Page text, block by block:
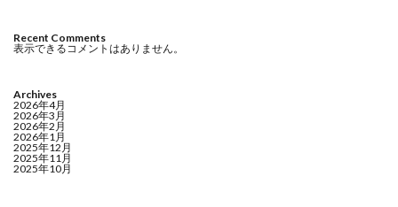
Recent Comments
表示できるコメントはありません。
Archives
2026年4月
2026年3月
2026年2月
2026年1月
2025年12月
2025年11月
2025年10月